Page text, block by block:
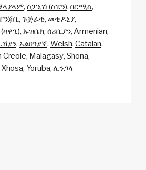
ስፓኒሽ (ስፔን) በርሚስ
ጉጅራቲ መቂዶኒያ
ኡዝቤክ ሰሪቢያን Armenian
አልበንያኛ Welsh Catalan
Creole Malagasy Shona
Xhosa Yoruba ሊንጋላ